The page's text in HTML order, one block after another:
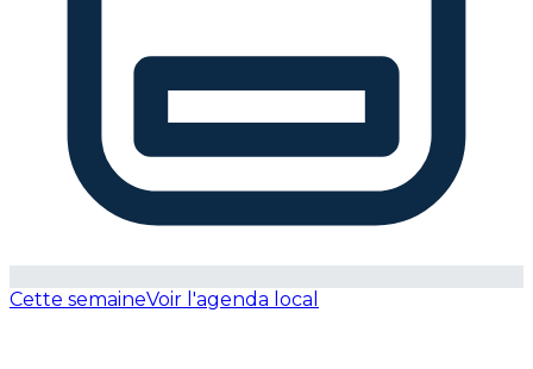
Cette semaineVoir l'agenda local